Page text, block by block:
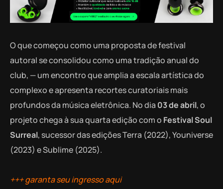
O que começou como uma proposta de festival
autoral se consolidou como uma tradição anual do
club, — um encontro que amplia a escala artística do
complexo e apresenta recortes curatoriais mais
profundos da música eletrônica. No dia 03 de abril, o
projeto chega à sua quarta edição com o Festival Soul
Surreal, sucessor das edições Terra (2022), Youniverse
(2023) e Sublime (2025).
+++ garanta seu ingresso aqui